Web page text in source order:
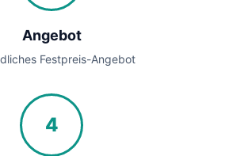
Angebot
Festpreis-Angebot
4